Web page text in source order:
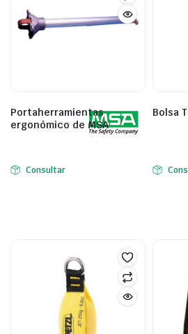
Portaherramientas
ergonómico de MSA
Consultar
Bolsa